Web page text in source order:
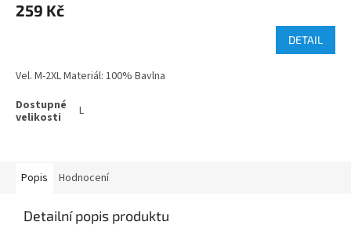
259 Kč
DETAIL
Vel. M-2XL Materiál: 100% Bavlna
L
Popis Hodnocení
Detailní popis produktu